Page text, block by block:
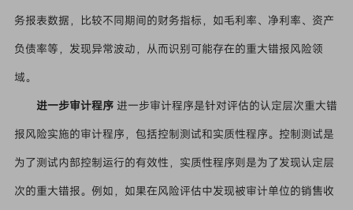
务报表数据，比较不同期间的财务指标，如毛利率、净利率、资产
负债率等，发现异常波动，从而识别可能存在的重大错报风险领
域。
进一步审计程序进一步审计程序是针对评估的认定层次重大错
报风险实施的审计程序，包括控制测试和实质性程序。控制测试是
为了测试内部控制运行的有效性，实质性程序则是为了发现认定层
次的重大错报。例如，如果在风险评估中发现被审计单位的销售收